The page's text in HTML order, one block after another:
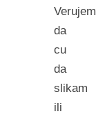
Verujem
da
cu
da
slikam
ili